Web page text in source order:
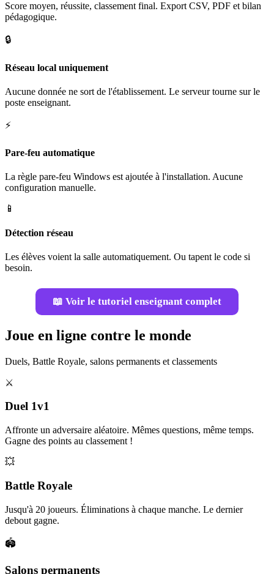
Score moyen, réussite, classement final. Export CSV, PDF et bilan
pédagogique.
🔒
Réseau local uniquement
Aucune donnée ne sort de l'établissement. Le serveur tourne sur le
poste enseignant.
⚡
Pare-feu automatique
La règle pare-feu Windows est ajoutée à l'installation. Aucune
configuration manuelle.
📱
Détection réseau
Les élèves voient la salle automatiquement. Ou tapent le code si
besoin.
📖 Voir le tutoriel enseignant complet
Joue en ligne contre le monde
Duels, Battle Royale, salons permanents et classements
⚔️
Duel 1v1
Affronte un adversaire aléatoire. Mêmes questions, même temps.
Gagne des points au classement !
💥
Battle Royale
Jusqu'à 20 joueurs. Éliminations à chaque manche. Le dernier
debout gagne.
🏟️
Salons permanents